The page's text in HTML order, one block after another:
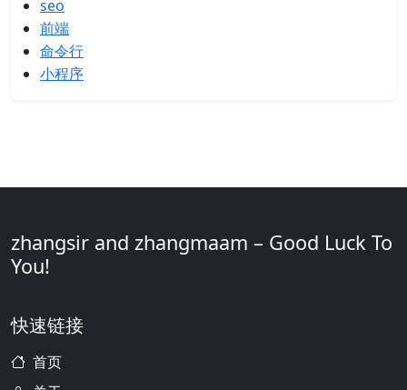
seo
前端
命令行
小程序
zhangsir and zhangmaam – Good Luck To
You!
快速链接
首页